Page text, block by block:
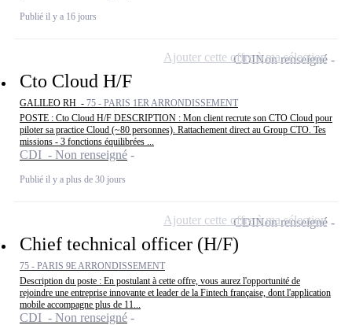
Publié il y a 16 jours
Cto Cloud H/F
GALILEO RH - 75 - PARIS 1ER ARRONDISSEMENT
POSTE : Cto Cloud H/F DESCRIPTION : Mon client recrute son CTO Cloud pour
piloter sa practice Cloud (~80 personnes). Rattachement direct au Group CTO. Tes
missions - 3 fonctions équilibrées ...
CDI - Non renseigné
Publié il y a plus de 30 jours
CDINon renseigné
Ajouter cette offre à ma sélection
Chief technical officer (H/F)
75 - PARIS 9E ARRONDISSEMENT
Description du poste : En postulant à cette offre, vous aurez l'opportunité de
rejoindre une entreprise innovante et leader de la Fintech française, dont l'application
mobile accompagne plus de 11...
CDI - Non renseigné
CDINon renseigné
Ajouter cette offre à ma sélection